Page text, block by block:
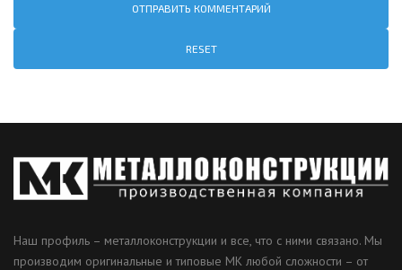
RESET
Наш профиль – металлоконструкции и все, что с ними связано. Мы
производим оригинальные и типовые МК любой сложности – от